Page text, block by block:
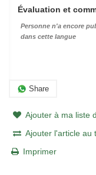
Évaluation et
Personne n'a encore
dans cette langue
Share
Ajouter à ma liste
Ajouter l'article au
Imprimer